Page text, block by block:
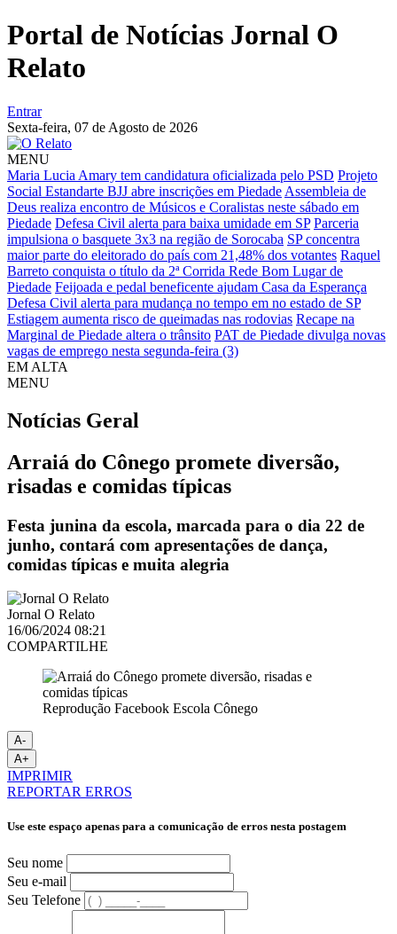
Portal de Notícias Jornal O
Relato
Entrar
Sexta-feira, 07 de Agosto de 2026
MENU
Maria Lucia Amary tem candidatura oficializada pelo PSD Projeto
Social Estandarte BJJ abre inscrições em Piedade Assembleia de
Deus realiza encontro de Músicos e Coralistas neste sábado em
Piedade Defesa Civil alerta para baixa umidade em SP Parceria
impulsiona o basquete 3x3 na região de Sorocaba SP concentra
maior parte do eleitorado do país com 21,48% dos votantes Raquel
Barreto conquista o título da 2ª Corrida Rede Bom Lugar de
Piedade Feijoada e pedal beneficente ajudam Casa da Esperança
Defesa Civil alerta para mudança no tempo em no estado de SP
Estiagem aumenta risco de queimadas nas rodovias Recape na
Marginal de Piedade altera o trânsito PAT de Piedade divulga novas
vagas de emprego nesta segunda-feira (3)
EM ALTA
MENU
Notícias Geral
Arraiá do Cônego promete diversão,
risadas e comidas típicas
Festa junina da escola, marcada para o dia 22 de
junho, contará com apresentações de dança,
comidas típicas e muita alegria
Jornal O Relato
16/06/2024 08:21
COMPARTILHE
Reprodução Facebook Escola Cônego
A-
A+
IMPRIMIR
REPORTAR ERROS
Use este espaço apenas para a comunicação de erros nesta postagem
Seu nome
Seu e-mail
Seu Telefone